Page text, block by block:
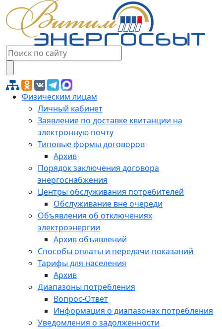
Физическим лицам
Личный кабинет
Заявление по доставке квитанции на
электронную почту
Типовые формы договоров
Архив
Порядок заключения договора
энергоснабжения
Центры обслуживания потребителей
Обслуживание вне очереди
Объявления об отключениях
электроэнергии
Архив объявлений
Способы оплаты и передачи показаний
Тарифы для населения
Архив
Диапазоны потребления
Вопрос-Ответ
Информация о диапазонах потребления
Уведомления о задолженности